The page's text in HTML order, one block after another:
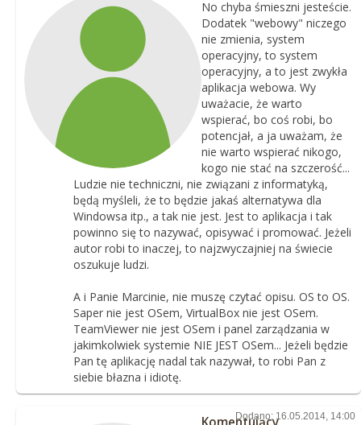
No chyba śmieszni jesteście.
Dodatek "webowy" niczego
nie zmienia, system
operacyjny, to system
operacyjny, a to jest zwykła
aplikacja webowa. Wy
uważacie, że warto
wspierać, bo coś robi, bo
potencjał, a ja uważam, że
nie warto wspierać nikogo,
kogo nie stać na szczerość...
Ludzie nie techniczni, nie związani z informatyką,
będą myśleli, że to będzie jakaś alternatywa dla
Windowsa itp., a tak nie jest. Jest to aplikacja i tak
powinno się to nazywać, opisywać i promować. Jeżeli
autor robi to inaczej, to najzwyczajniej na świecie
oszukuje ludzi.
A i Panie Marcinie, nie muszę czytać opisu. OS to OS.
Saper nie jest OSem, VirtualBox nie jest OSem.
TeamViewer nie jest OSem i panel zarządzania w
jakimkolwiek systemie NIE JEST OSem... Jeżeli będzie
Pan tę aplikację nadal tak nazywał, to robi Pan z
siebie błazna i idiotę.
Dodano: 16.05.2014, 14:00
Komentujący